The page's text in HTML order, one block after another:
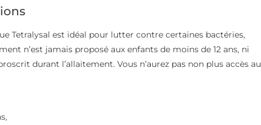
Tetralysal est idéal pour lutter contre certaines bactéries,
n’est jamais proposé aux enfants de moins de 12 ans, ni
durant l’allaitement. Vous n’aurez pas non plus accès au